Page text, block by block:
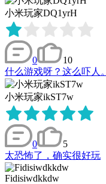
小米玩家DQ1yrH
0
10
什么游戏呀？这么吓人。
小米玩家ikST7w
0
5
太恐怖了，确实很好玩
Fidisiwdkkdw